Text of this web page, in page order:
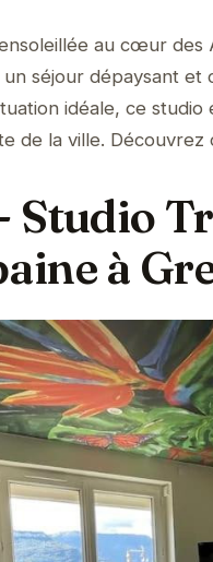
au cœur
séjour dépaysant
idéale, ce
de la ville.
Studio
à